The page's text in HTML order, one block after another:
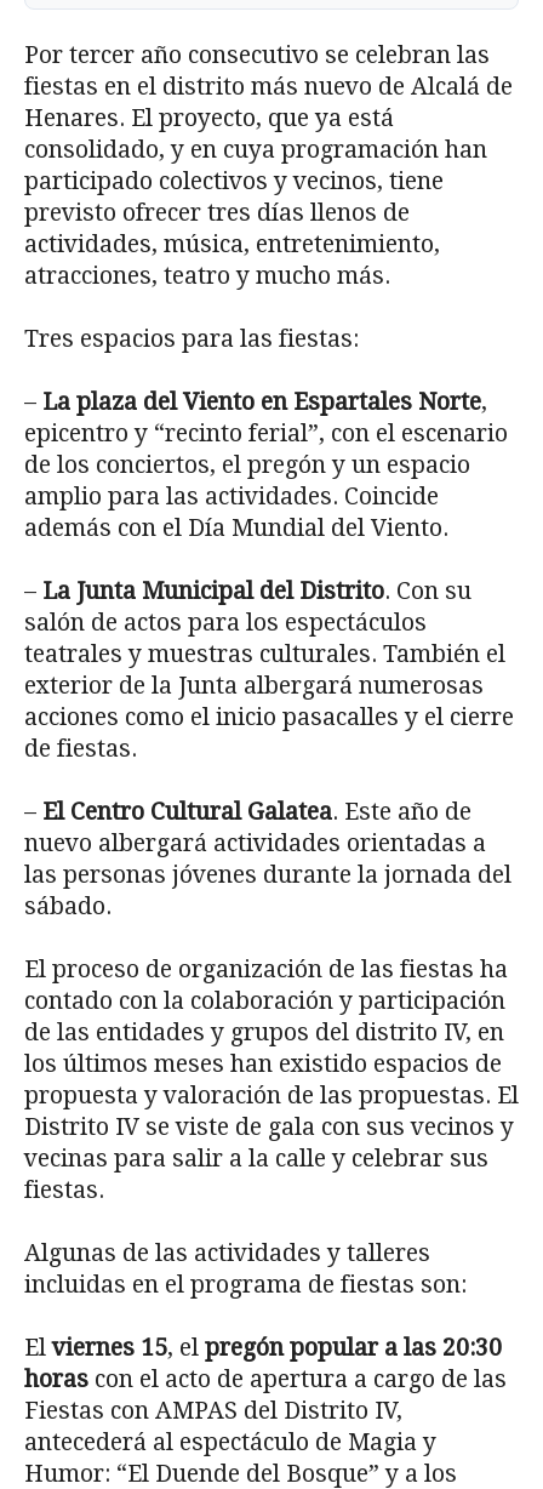
Por tercer año consecutivo se celebran las
fiestas en el distrito más nuevo de Alcalá de
Henares. El proyecto, que ya está
consolidado, y en cuya programación han
participado colectivos y vecinos, tiene
previsto ofrecer tres días llenos de
actividades, música, entretenimiento,
atracciones, teatro y mucho más.
Tres espacios para las fiestas:
– La plaza del Viento en Espartales Norte,
epicentro y “recinto ferial”, con el escenario
de los conciertos, el pregón y un espacio
amplio para las actividades. Coincide
además con el Día Mundial del Viento.
– La Junta Municipal del Distrito. Con su
salón de actos para los espectáculos
teatrales y muestras culturales. También el
exterior de la Junta albergará numerosas
acciones como el inicio pasacalles y el cierre
de fiestas.
– El Centro Cultural Galatea. Este año de
nuevo albergará actividades orientadas a
las personas jóvenes durante la jornada del
sábado.
El proceso de organización de las fiestas ha
contado con la colaboración y participación
de las entidades y grupos del distrito IV, en
los últimos meses han existido espacios de
propuesta y valoración de las propuestas. El
Distrito IV se viste de gala con sus vecinos y
vecinas para salir a la calle y celebrar sus
fiestas.
Algunas de las actividades y talleres
incluidas en el programa de fiestas son:
Elviernes 15, el pregón popular a las 20:30
horas con el acto de apertura a cargo de las
Fiestas con AMPAS del Distrito IV,
antecederá al espectáculo de Magia y
Humor: “El Duende del Bosque” y a los